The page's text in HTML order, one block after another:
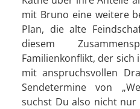
mit Bruno eine weitere
Plan, die alte
diesem
Familienkonflikt, der sich
mit anspruchsvollen
Sendetermine von
suchst Du also nicht nur